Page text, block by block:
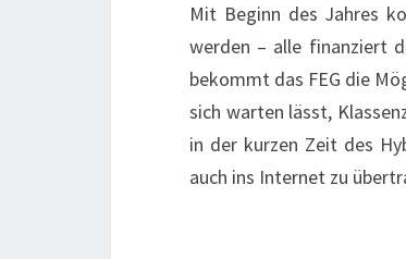
Mit Beginn des Jahres
werden – alle finanziert
bekommt das FEG die
sich warten lässt,
in der kurzen Zeit des
auch ins Internet zu